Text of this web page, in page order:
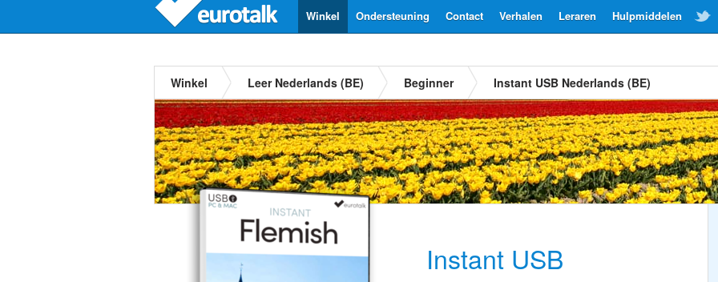
Hulpmiddelen
Leraren
Verhalen
Contact
Ondersteuning
Winkel
Winkel Leer Nederlands (BE) Beginner Instant USB Nederlands (BE)
Instant USB